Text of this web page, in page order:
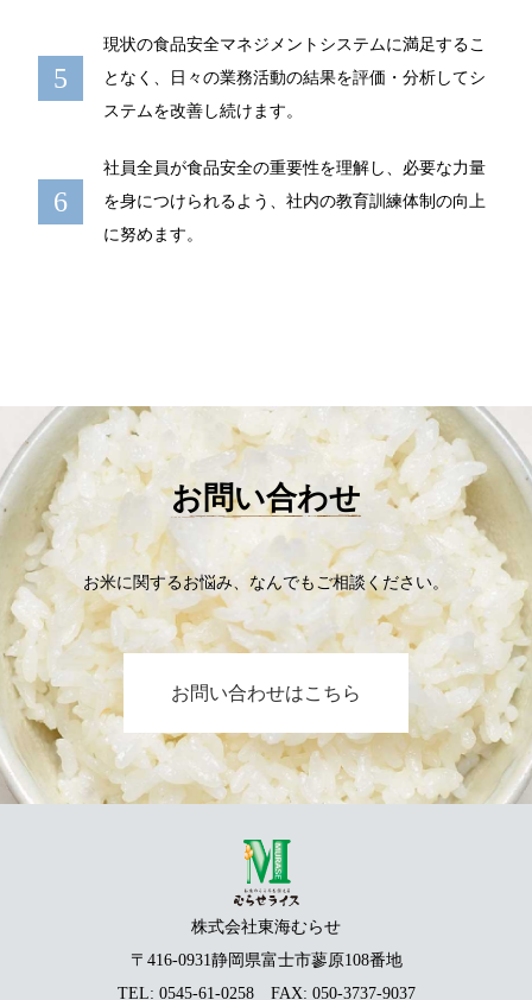
現状の食品安全マネジメントシステムに満足するこ
となく、日々の業務活動の結果を評価・分析してシ
ステムを改善し続けます。
社員全員が食品安全の重要性を理解し、必要な力量
を身につけられるよう、社内の教育訓練体制の向上
に努めます。
お問い合わせ
お米に関するお悩み、なんでもご相談ください。
お問い合わせはこちら
株式会社東海むらせ
〒416-0931静岡県富士市蓼原108番地
TEL: 0545-61-0258FAX: 050-3737-9037